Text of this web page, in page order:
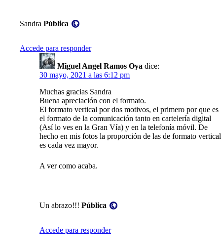
Sandra Pública
Accede para responder
Miguel Angel Ramos Oya dice:
30 mayo, 2021 a las 6:12 pm
Muchas gracias Sandra
Buena apreciación con el formato.
El formato vertical por dos motivos, el primero por que es
el formato de la comunicación tanto en cartelería digital
(Así lo ves en la Gran Vía) y en la telefonía móvil. De
hecho en mis fotos la proporción de las de formato vertical
es cada vez mayor.
A ver como acaba.
Un abrazo!!! Pública
Accede para responder